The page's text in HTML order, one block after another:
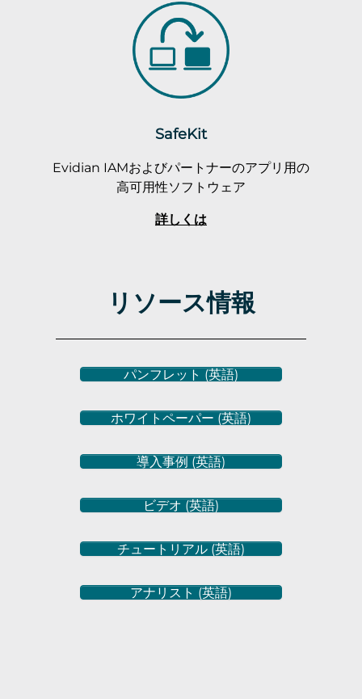
SafeKit
Evidian IAMおよびパートナーのアプリ用の
高可用性ソフトウェア
詳しくは
リソース情報
パンフレット (英語)
ホワイトペーパー (英語)
導入事例 (英語)
ビデオ (英語)
チュートリアル (英語)
アナリスト (英語)